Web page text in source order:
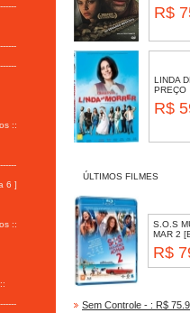
::
6 ]
::
R$
LINDA
PREÇO
R$
ÚLTIMOS FILMES
S.O.S
MAR 2
R$
Sem Controle - : R$